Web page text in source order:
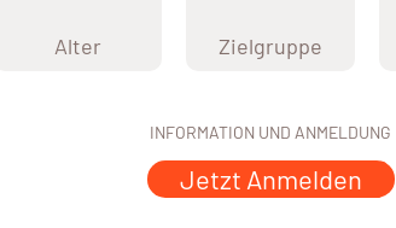
Alter Zielgruppe
INFORMATION UND ANMELDUNG
Jetzt Anmelden